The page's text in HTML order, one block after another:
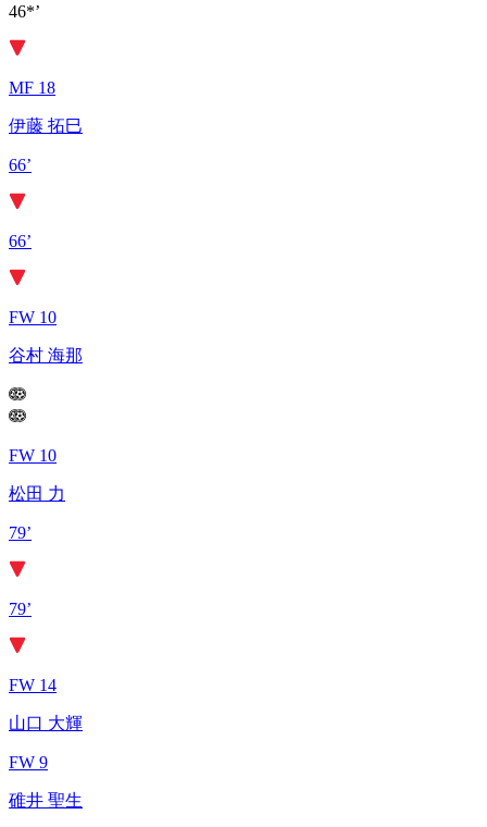
46*’
MF 18
伊藤 拓巳
66’
66’
FW 10
谷村 海那
FW 10
松田 力
79’
79’
FW 14
山口 大輝
FW 9
碓井 聖生